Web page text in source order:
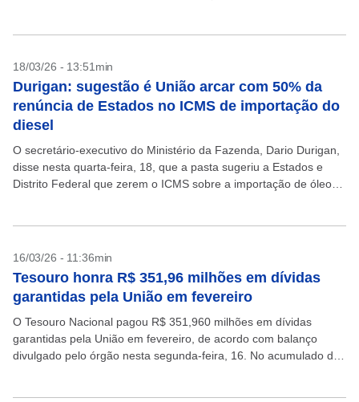
18/03/26 - 13:51min
Durigan: sugestão é União arcar com 50% da
renúncia de Estados no ICMS de importação do
diesel
O secretário-executivo do Ministério da Fazenda, Dario Durigan,
disse nesta quarta-feira, 18, que a pasta sugeriu a Estados e
Distrito Federal que zerem o ICMS sobre a importação de óleo
16/03/26 - 11:36min
Tesouro honra R$ 351,96 milhões em dívidas
garantidas pela União em fevereiro
O Tesouro Nacional pagou R$ 351,960 milhões em dívidas
garantidas pela União em fevereiro, de acordo com balanço
divulgado pelo órgão nesta segunda-feira, 16. No acumulado de